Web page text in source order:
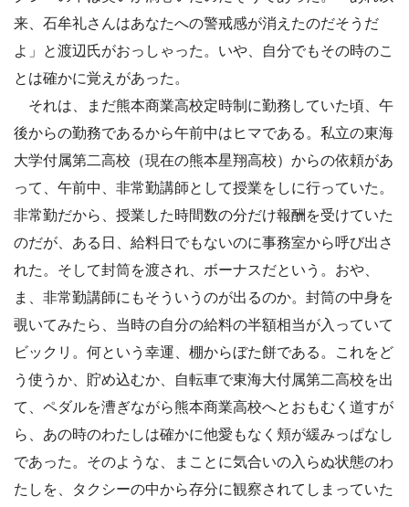
来、石牟礼さんはあなたへの警戒感が消えたのだそうだ
よ」と渡辺氏がおっしゃった。いや、自分でもその時のこ
とは確かに覚えがあった。
それは、まだ熊本商業高校定時制に勤務していた頃、午
後からの勤務であるから午前中はヒマである。私立の東海
大学付属第二高校（現在の熊本星翔高校）からの依頼があ
って、午前中、非常勤講師として授業をしに行っていた。
非常勤だから、授業した時間数の分だけ報酬を受けていた
のだが、ある日、給料日でもないのに事務室から呼び出さ
れた。そして封筒を渡され、ボーナスだという。おや、
ま、非常勤講師にもそういうのが出るのか。封筒の中身を
覗いてみたら、当時の自分の給料の半額相当が入っていて
ビックリ。何という幸運、棚からぼた餅である。これをど
う使うか、貯め込むか、自転車で東海大付属第二高校を出
て、ペダルを漕ぎながら熊本商業高校へとおもむく道すが
ら、あの時のわたしは確かに他愛もなく頬が緩みっぱなし
であった。そのような、まことに気合いの入らぬ状態のわ
たしを、タクシーの中から存分に観察されてしまっていた